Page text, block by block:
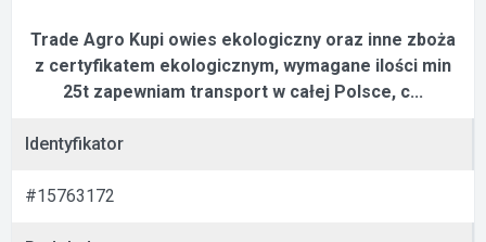
Trade Agro Kupi owies ekologiczny oraz inne zboża
z certyfikatem ekologicznym, wymagane ilości min
25t zapewniam transport w całej Polsce, c...
Identyfikator
#15763172